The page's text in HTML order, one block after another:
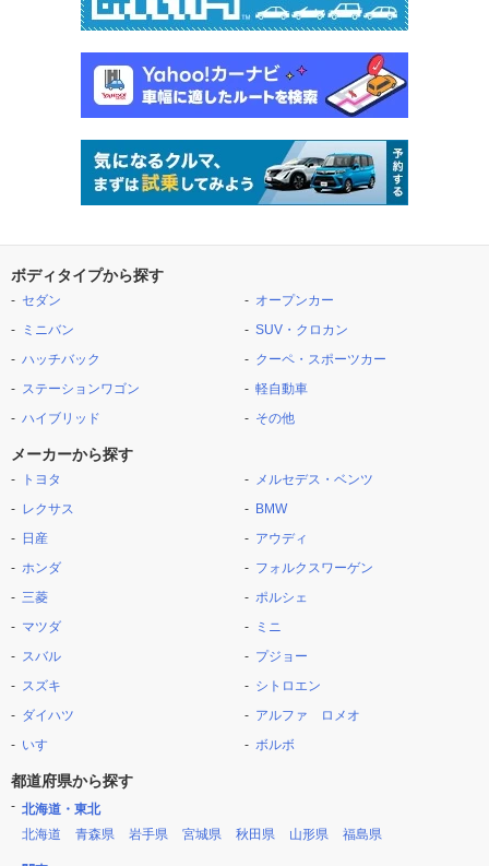
ボディタイプから探す
セダン
ミニバン
ハッチバック
ステーションワゴン
ハイブリッド
オープンカー
SUV・クロカン
クーペ・スポーツカー
軽自動車
その他
メーカーから探す
トヨタ
レクサス
日産
ホンダ
三菱
マツダ
スバル
スズキ
ダイハツ
いすゞ
メルセデス・ベンツ
BMW
アウディ
フォルクスワーゲン
ポルシェ
ミニ
プジョー
シトロエン
アルファ ロメオ
ボルボ
都道府県から探す
北海道・東北
北海道
青森県 岩手県 宮城県 秋田県 山形県 福島県